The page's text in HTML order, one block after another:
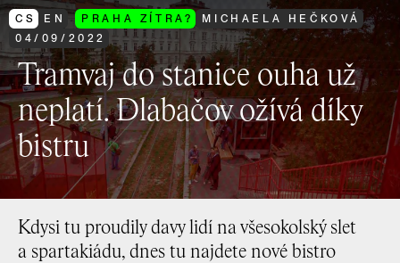
CS EN PRAHA ZÍTRA?
MICHAELA HEČKOVÁ
04/ 09/ 2022
Tramvaj do stanice ouha už
neplatí. Dlabačov ožívá díky
bistru
Kdysi tu proudily davy lidí na všesokolský slet
a spartakiádu, dnes tu najdete nové bistro